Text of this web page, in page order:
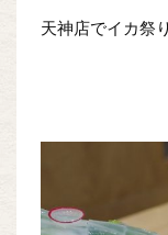
天神店でイカ祭